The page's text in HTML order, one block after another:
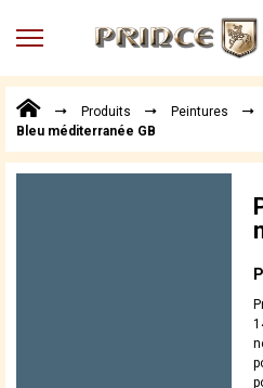
MENU
Points
de
Vente
Produits Peintures
Bleu méditerranée GB